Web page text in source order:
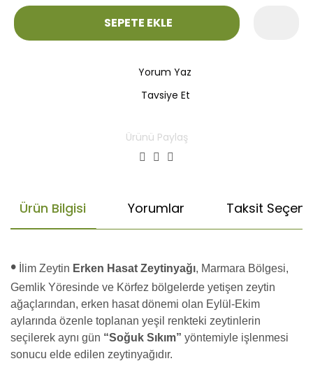
SEPETE EKLE
Yorum Yaz
Tavsiye Et
Ürünü Paylaş
Ürün Bilgisi Yorumlar Taksit
• İlim Zeytin Erken Hasat Zeytinyağı, Marmara Bölgesi,
Gemlik Yöresinde ve Körfez bölgelerde yetişen zeytin
ağaçlarından, erken hasat dönemi olan Eylül-Ekim
aylarında özenle toplanan yeşil renkteki zeytinlerin
seçilerek aynı gün “Soğuk Sıkım” yöntemiyle işlenmesi
sonucu elde edilen zeytinyağıdır.